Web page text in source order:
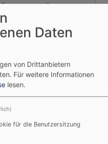
verwalten
Daten
von Drittanbietern
Für weitere Informationen
lesen.
für die Benutzersitzung